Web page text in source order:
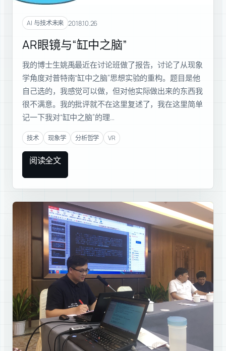
AI 与技术未来 2018.10.26
AR眼镜与“缸中之脑”
我的博士生姚禹最近在讨论班做了报告，讨论了从现象
学角度对普特南“缸中之脑”思想实验的重构。题目是他
自己选的，我感觉可以做，但对他实际做出来的东西我
很不满意。我的批评就不在这里复述了，我在这里简单
记一下我对“缸中之脑”的理…
技术 现象学 分析哲学 VR
阅读全文